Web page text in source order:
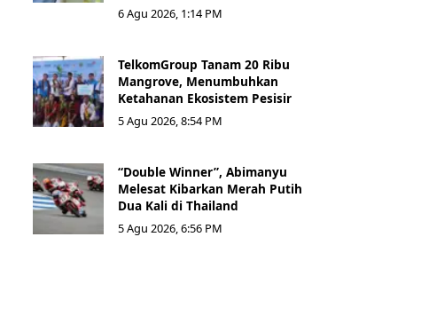
6 Agu 2026, 1:14 PM
TelkomGroup Tanam 20 Ribu
Mangrove, Menumbuhkan
Ketahanan Ekosistem Pesisir
5 Agu 2026, 8:54 PM
“Double Winner”, Abimanyu
Melesat Kibarkan Merah Putih
Dua Kali di Thailand
5 Agu 2026, 6:56 PM